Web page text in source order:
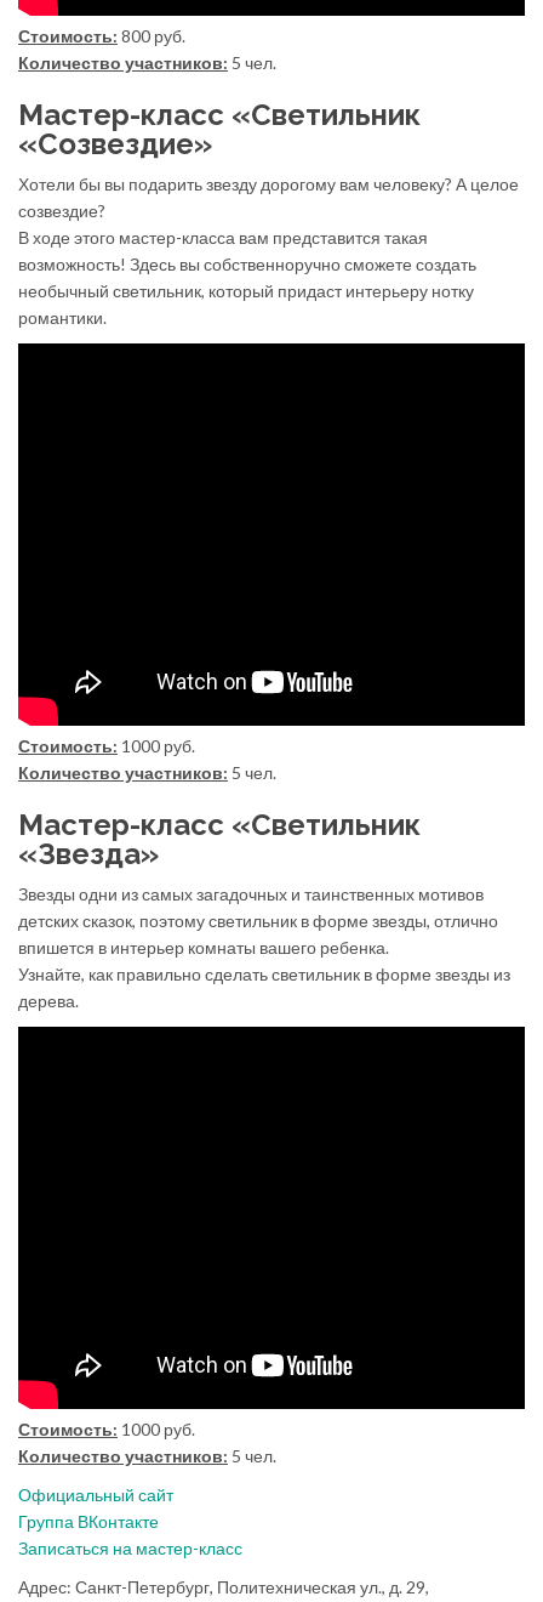
Стоимость: 800 руб.
Количество участников: 5 чел.
Мастер-класс «Светильник
«Созвездие»
Хотели бы вы подарить звезду дорогому вам человеку? А целое
созвездие?
В ходе этого мастер-класса вам представится такая
возможность! Здесь вы собственноручно сможете создать
необычный светильник, который придаст интерьеру нотку
романтики.
Стоимость: 1000 руб.
Количество участников: 5 чел.
Мастер-класс «Светильник
«Звезда»
Звезды одни из самых загадочных и таинственных мотивов
детских сказок, поэтому светильник в форме звезды, отлично
впишется в интерьер комнаты вашего ребенка.
Узнайте, как правильно сделать светильник в форме звезды из
дерева.
Стоимость: 1000 руб.
Количество участников: 5 чел.
Официальный сайт
Группа ВКонтакте
Записаться на мастер-класс
Адрес: Санкт-Петербург, Политехническая ул., д. 29,